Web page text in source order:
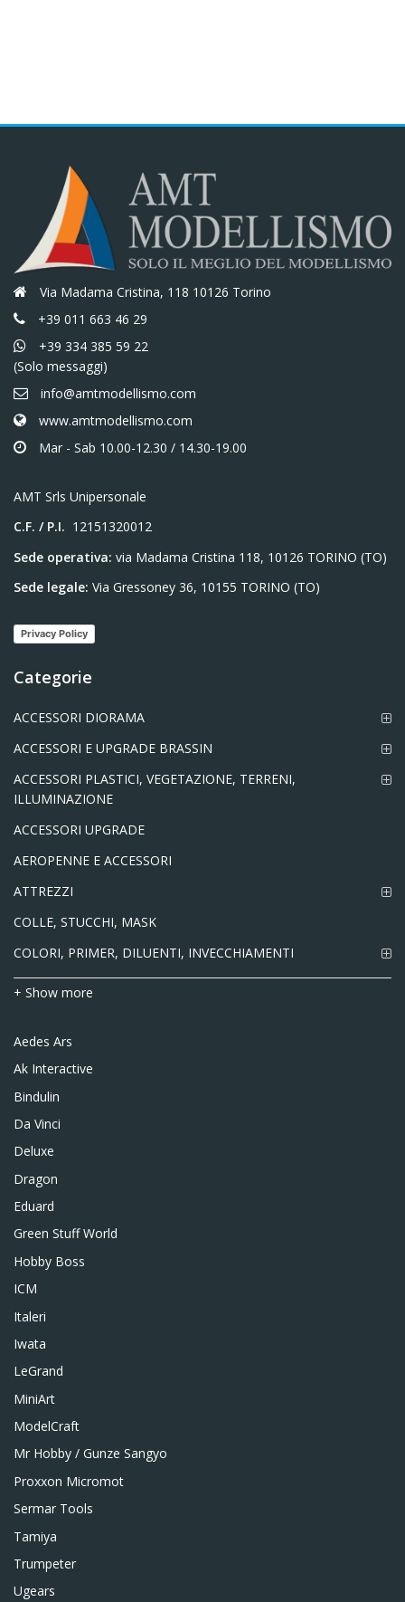
Via Madama Cristina, 118 10126 Torino
+39 011 663 46 29
+39 334 385 59 22
(Solo messaggi)
info@amtmodellismo.com
www.amtmodellismo.com
Mar - Sab 10.00-12.30 / 14.30-19.00
AMT Srls Unipersonale
C.F. / P.I. 12151320012
Sede operativa: via Madama Cristina 118, 10126 TORINO (TO)
Sede legale: Via Gressoney 36, 10155 TORINO (TO)
Privacy Policy
Categorie
ACCESSORI DIORAMA
ACCESSORI E UPGRADE BRASSIN
ACCESSORI PLASTICI, VEGETAZIONE, TERRENI,
ILLUMINAZIONE
ACCESSORI UPGRADE
AEROPENNE E ACCESSORI
ATTREZZI
COLLE, STUCCHI, MASK
COLORI, PRIMER, DILUENTI, INVECCHIAMENTI
+ Show more
Aedes Ars
Ak Interactive
Bindulin
Da Vinci
Deluxe
Dragon
Eduard
Green Stuff World
Hobby Boss
ICM
Italeri
Iwata
LeGrand
MiniArt
ModelCraft
Mr Hobby / Gunze Sangyo
Proxxon Micromot
Sermar Tools
Tamiya
Trumpeter
Ugears